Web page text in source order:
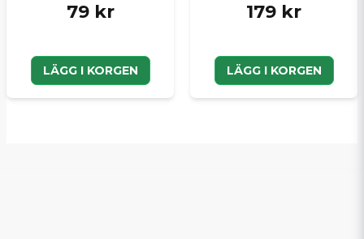
79 kr
LÄGG I KORGEN
179 kr
LÄGG I KORGEN